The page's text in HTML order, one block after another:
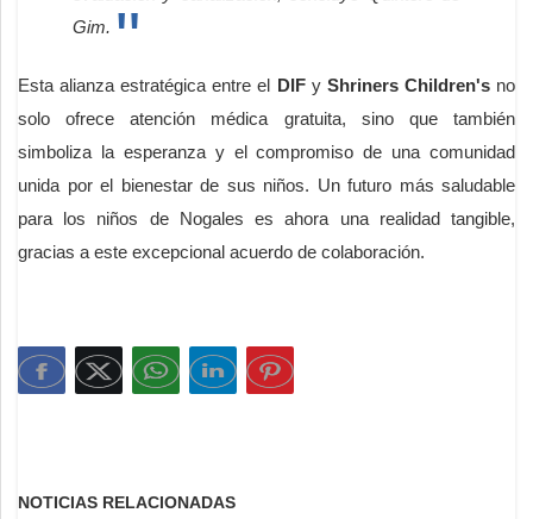
Gim.
Esta alianza estratégica entre el DIFy Shriners Children'sno
solo ofrece atención médica gratuita, sino que también
simboliza la esperanza y el compromiso de una comunidad
unida por el bienestar de sus niños. Un futuro más saludable
para los niños de Nogales es ahora una realidad tangible,
gracias a este excepcional acuerdo de colaboración.
NOTICIAS RELACIONADAS